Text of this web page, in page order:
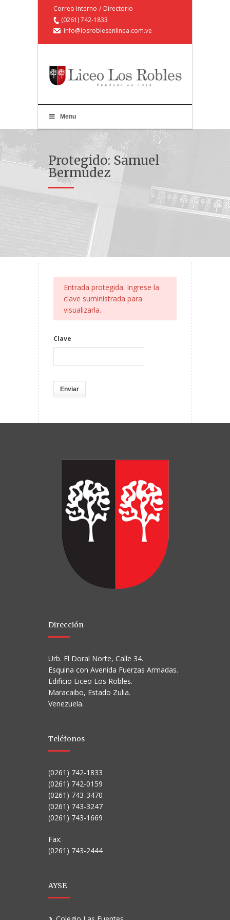
Correo Interno / Directorio
(0261) 742-1833
info@losroblesenlinea.com.ve
Menu
Protegido: Samuel
Bermúdez
Entrada protegida. Ingrese la
clave suministrada para
visualizarla.
Clave
Dirección
Urb. El Doral Norte, Calle 34.
Esquina con Avenida Fuerzas Armadas.
Edificio Liceo Los Robles.
Maracaibo, Estado Zulia.
Venezuela.
Teléfonos
(0261) 742-1833
(0261) 742-0159
(0261) 743-3470
(0261) 743-3247
(0261) 743-1669
Fax:
(0261) 743-2444
AYSE